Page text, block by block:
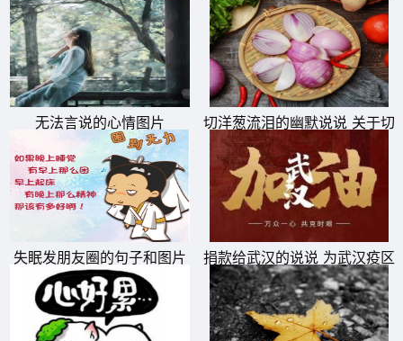
15、你是我值得一生去观望的烟火，可惜最后只能在记忆中
临摹。
16、如果不提起你，我还会大声的笑，认为自己是个爱笑的
17、约定就像两个傻子在说话，一个敢说，一个敢听。
18、你是孤独的未亡人，四海为家，生性多疑。我是路边的
可怜人，无依无靠，遭人唾弃。
19、我成不了你喜怒哀乐的理由，也不能名正言顺进入你的
生活，更不可能作为你得未来，你给的心酸我也攒够了，所
以我走了。
有底线的说说
无法言说的心情图片
切洋葱流泪的幽默说说 关于切
洋葱流泪的句子
失眠发朋友圈的句子和图片
捐款给武汉的说说 为武汉疫区
抗击疫情捐钱的句子